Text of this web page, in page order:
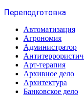
Переподготовка
Автоматизация
Агрономия
Администратор
Арт-терапия
Архивное дело
Архитектура
Банковское дело